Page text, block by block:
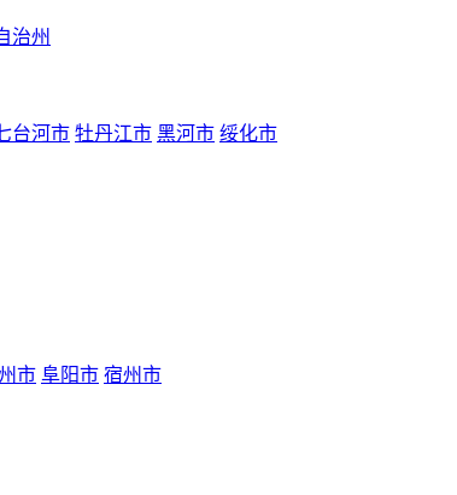
治州
台河市 牡丹江市 黑河市 绥化市
市 阜阳市 宿州市